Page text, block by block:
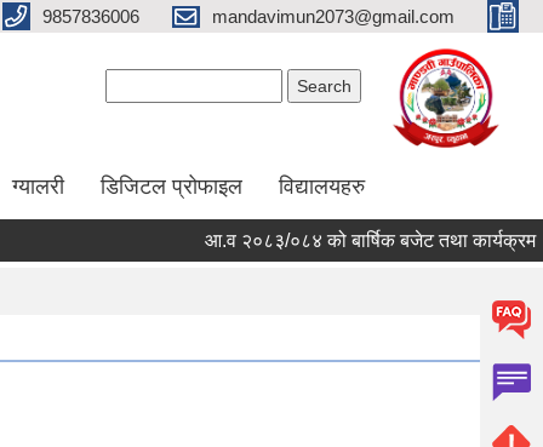
9857836006 mandavimun2073@gmail.com
ग्यालरी डिजिटल प्रोफाइल विद्यालयहरु
आ.व २०८३/०८४ को बार्षिक बजेट तथा कार्यक्रम